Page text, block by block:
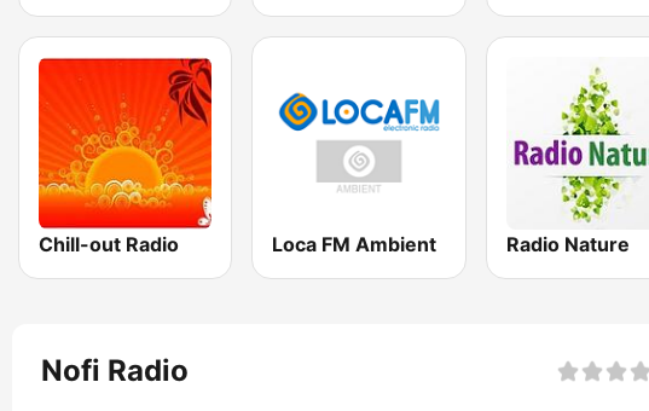
Chill-out Radio Loca FM Ambient Radio Nature
Nofi Radio